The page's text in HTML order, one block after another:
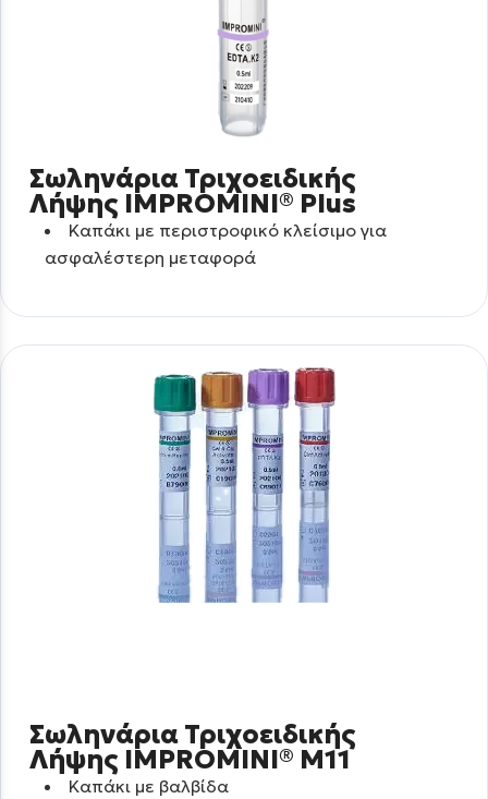
Σωληνάρια Τριχοειδικής
Λήψης IMPROMINI® Plus
Καπάκι με περιστροφικό κλείσιμο για
ασφαλέστερη μεταφορά
Σωληνάρια Τριχοειδικής
Λήψης IMPROMINI® M11
Καπάκι με βαλβίδα